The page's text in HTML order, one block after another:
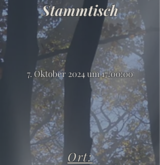
Stammtisch
7. Oktober 2024 um 17:00:00
Ort: